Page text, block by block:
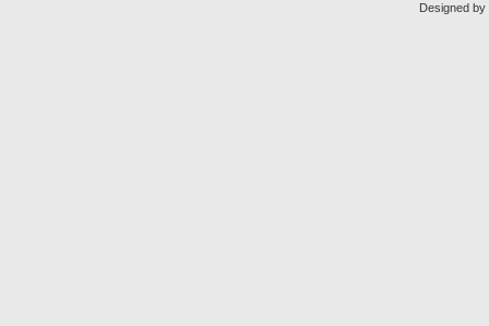
Designed by